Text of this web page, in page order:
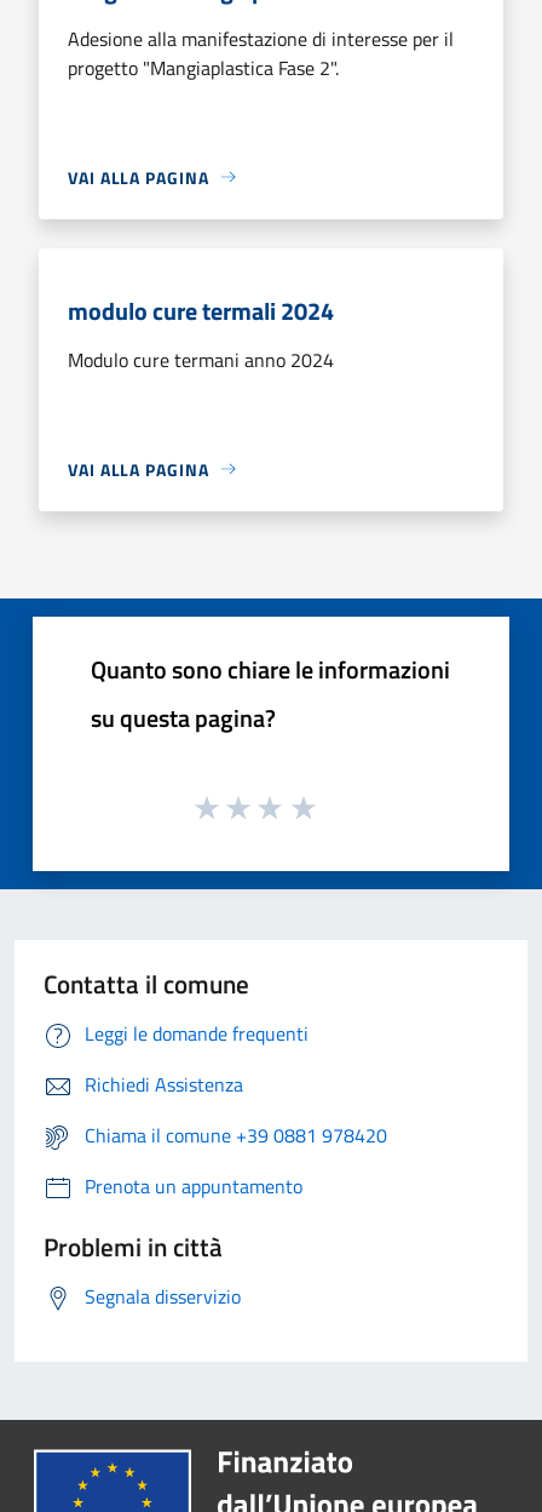
Adesione alla manifestazione di interesse per il
progetto "Mangiaplastica Fase 2".
VAI ALLA PAGINA
modulo cure termali 2024
Modulo cure termani anno 2024
VAI ALLA PAGINA
Quanto sono chiare le informazioni
su questa pagina?
Contatta il comune
Leggi le domande frequenti
Richiedi Assistenza
Chiama il comune +39 0881 978420
Prenota un appuntamento
Problemi in città
Segnala disservizio